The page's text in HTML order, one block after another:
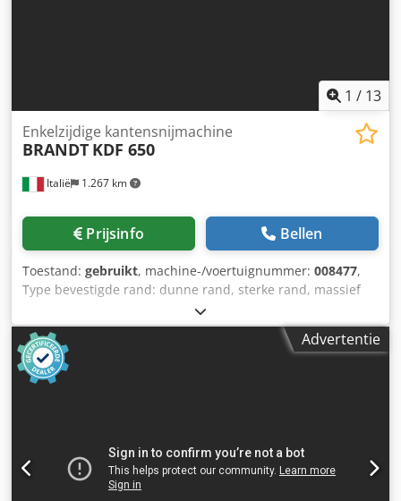
1 / 13
Italië 1.267 km
Enkelzijdige kantensnijmachine
BRANDT KDF 650
Prijsinfo Bellen
Toestand: gebruikt, machine-/voertuignummer: 008477,
Type bevestigde rand: dunne rand, sterke rand, massief
hout Kleefsysteem: EVA Verbindingsfrezen: ja
Multifunctionele eenheid: ja Max. voortbewegingssnelheid:
18 m/min Maximale paneeldikte: 60 mm Dcodpfx Ajy Hq
Nvomnsk Werkeenheden: 7 nee
Advertentie